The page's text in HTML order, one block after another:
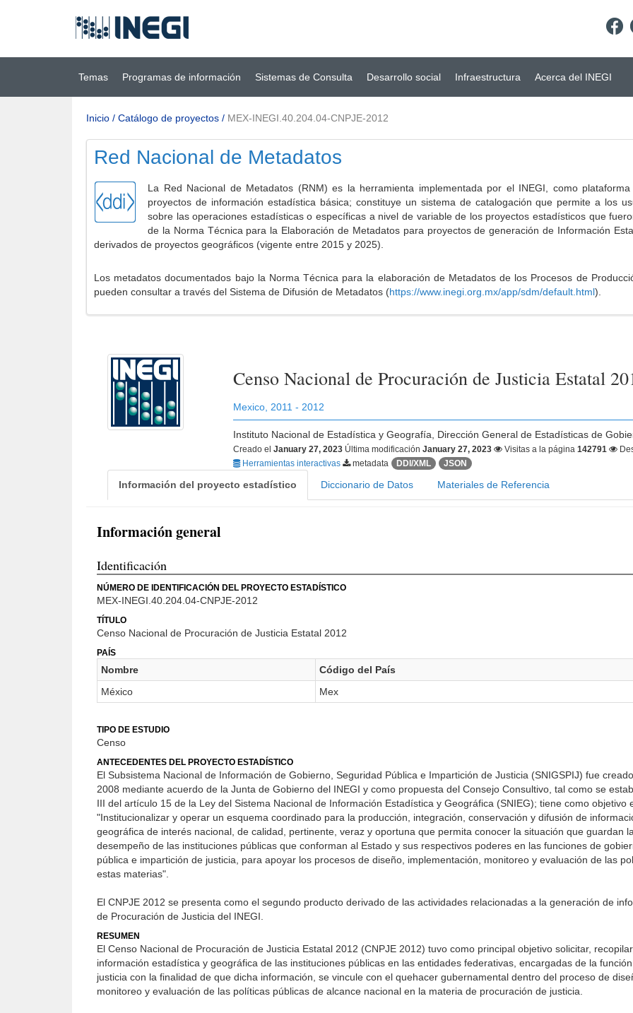
principal
(INEGI)
Temas Programas de información Sistemas de Consulta Desarrollo social Infraestructura Acerca del INEGI
Inicio / Catálogo de proyectos / MEX-INEGI.40.204.04-CNPJE-2012
Red Nacional de Metadatos
La Red Nacional de Metadatos (RNM) es la herramienta implementada por el INEGI, como
proyectos de información estadística básica; constituye un sistema de catalogación que permite a los
sobre las operaciones estadísticas o específicas a nivel de variable de los proyectos estadísticos que
de la Norma Técnica para la Elaboración de Metadatos para proyectos de generación de Información
derivados de proyectos geográficos (vigente entre 2015 y 2025).
Los metadatos documentados bajo la Norma Técnica para la elaboración de Metadatos de los Procesos de
pueden consultar a través del Sistema de Difusión de Metadatos (https://www.inegi.org.mx/app/sdm/default.html).
Censo Nacional de Procuración de Justicia Estatal
Mexico 2011 - 2012
Instituto Nacional de Estadística y Geografía, Dirección General de Estadísticas de
Creado elJanuary 27, 2023 Última modificaciónJanuary 27, 2023 Visitas a la página142791
Herramientas interactivas
metadata DDI/XML JSON
Información del proyecto estadístico Diccionario de Datos Materiales de Referencia
Información general
Identificación
NÚMERO DE IDENTIFICACIÓN DEL PROYECTO ESTADÍSTICO
MEX-INEGI.40.204.04-CNPJE-2012
TÍTULO
Censo Nacional de Procuración de Justicia Estatal 2012
PAÍS
Nombre
Código del País
México
Mex
TIPO DE ESTUDIO
Censo
ANTECEDENTES DEL PROYECTO ESTADÍSTICO
El Subsistema Nacional de Información de Gobierno, Seguridad Pública e Impartición de Justicia (SNIGSPIJ) fue
2008 mediante acuerdo de la Junta de Gobierno del INEGI y como propuesta del Consejo Consultivo, tal como se
III del artículo 15 de la Ley del Sistema Nacional de Información Estadística y Geográfica (SNIEG); tiene como objetivo
"Institucionalizar y operar un esquema coordinado para la producción, integración, conservación y difusión de
geográfica de interés nacional, de calidad, pertinente, veraz y oportuna que permita conocer la situación que guardan
desempeño de las instituciones públicas que conforman al Estado y sus respectivos poderes en las funciones de
pública e impartición de justicia, para apoyar los procesos de diseño, implementación, monitoreo y evaluación de las
estas materias".
El CNPJE 2012 se presenta como el segundo producto derivado de las actividades relacionadas a la generación de
de Procuración de Justicia del INEGI.
RESUMEN
El Censo Nacional de Procuración de Justicia Estatal 2012 (CNPJE 2012) tuvo como principal objetivo solicitar,
información estadística y geográfica de las instituciones públicas en las entidades federativas, encargadas de la
justicia con la finalidad de que dicha información, se vincule con el quehacer gubernamental dentro del proceso de
monitoreo y eva­luación de las políticas públicas de alcance nacional en la materia de procuración de justicia.